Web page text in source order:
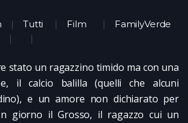
Tutti Film
FamilyVerde
stato un ragazzino timido ma con una
il calcio balilla (quelli che alcuni
e un amore non dichiarato per
giorno il Grosso, il ragazzo cui un